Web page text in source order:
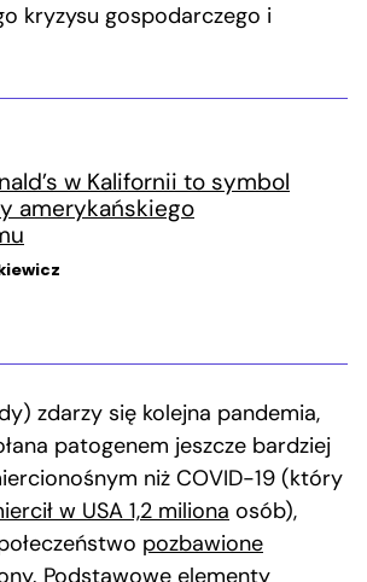
kryzysu gospodarczego i
w Kalifornii to symbol
amerykańskiego
zdarzy się kolejna pandemia,
patogenem jeszcze bardziej
niż COVID-19 (który
w USA 1,2 miliona osób),
pozbawione
. Podstawowe elementy